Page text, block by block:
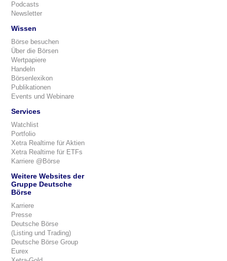
Podcasts
Newsletter
Wissen
Börse besuchen
Über die Börsen
Wertpapiere
Handeln
Börsenlexikon
Publikationen
Events und Webinare
Services
Watchlist
Portfolio
Xetra Realtime für Aktien
Xetra Realtime für ETFs
Karriere @Börse
Weitere Websites der
Gruppe Deutsche
Börse
Karriere
Presse
Deutsche Börse
(Listing und Trading)
Deutsche Börse Group
Eurex